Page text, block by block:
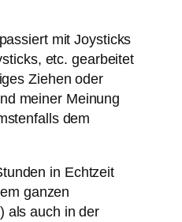
mit Joysticks
etc. gearbeitet
Ziehen oder
meiner Meinung
dem
in Echtzeit
ganzen
als auch in der